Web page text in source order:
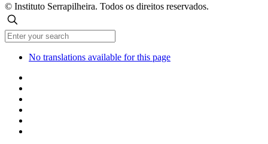
© Instituto Serrapilheira. Todos os direitos reservados.
No translations available for this page